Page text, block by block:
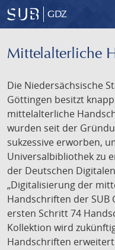
GDZ
Mittelalterliche
Die Niedersächsische
Göttingen besitzt
mittelalterliche
wurden seit der
sukzessive erworben,
Universalbibliothek zu
der Deutschen
„Digitalisierung der
Handschriften der SUB
ersten Schritt 74
Kollektion wird
Handschriften